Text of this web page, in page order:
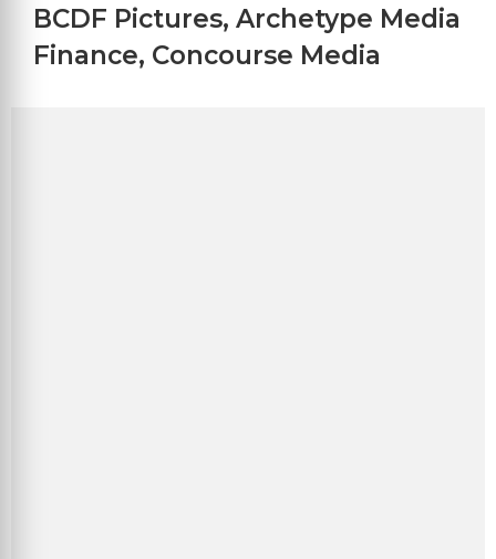
BCDF Pictures, Archetype Media
Finance, Concourse Media